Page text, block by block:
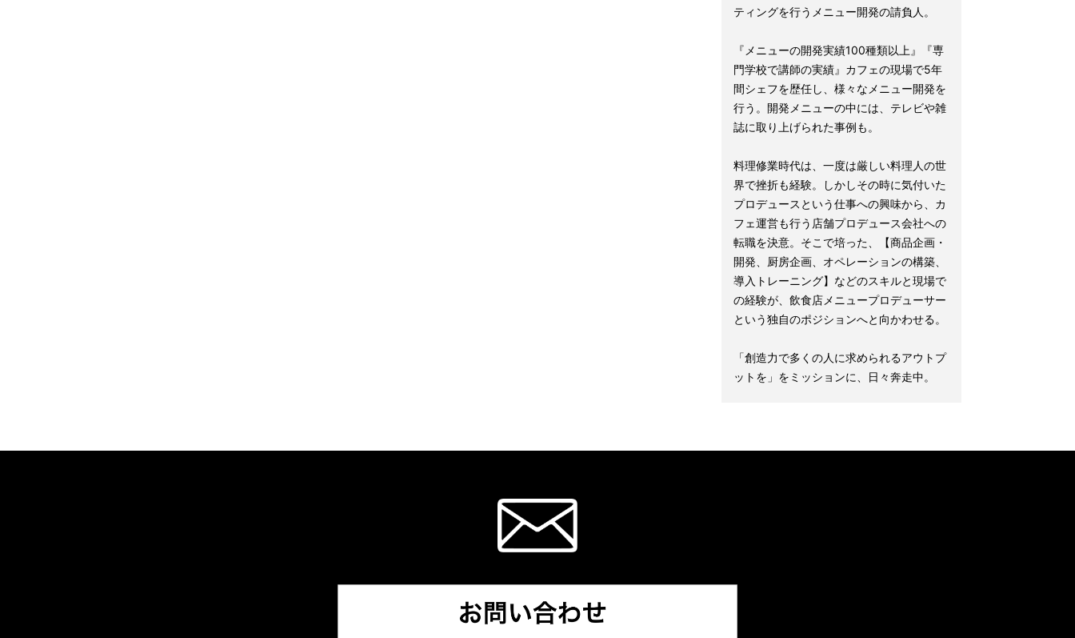
ティングを行うメニュー開発の請負人。
『メニューの開発実績100種類以上』『専
門学校で講師の実績』カフェの現場で5年
間シェフを歴任し、様々なメニュー開発を
行う。開発メニューの中には、テレビや雑
誌に取り上げられた事例も。
料理修業時代は、一度は厳しい料理人の世
界で挫折も経験。しかしその時に気付いた
プロデュースという仕事への興味から、カ
フェ運営も行う店舗プロデュース会社への
転職を決意。そこで培った、【商品企画・
開発、厨房企画、オペレーションの構築、
導入トレーニング】などのスキルと現場で
の経験が、飲食店メニュープロデューサー
という独自のポジションへと向かわせる。
「創造力で多くの人に求められるアウトプ
ットを」をミッションに、日々奔走中。